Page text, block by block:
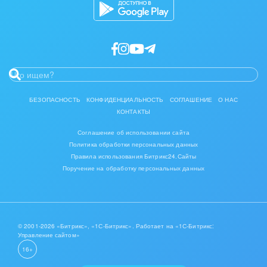
БЕЗОПАСНОСТЬ КОНФИДЕНЦИАЛЬНОСТЬ СОГЛАШЕНИЕ
О НАС
КОНТАКТЫ
Соглашение об использовании сайта
Политика обработки персональных данных
Правила использования Битрикс24.Сайты
Поручение на обработку персональных данных
© 2001-2026 «Битрикс», «1С-Битрикс». Работает на «1С-Битрикс:
Управление сайтом»
16+